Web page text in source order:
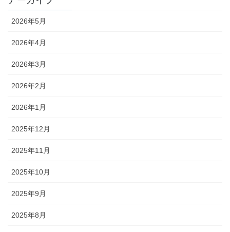
2026年5月
2026年4月
2026年3月
2026年2月
2026年1月
2025年12月
2025年11月
2025年10月
2025年9月
2025年8月